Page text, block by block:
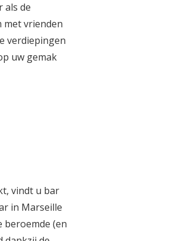
als de
met vrienden
verdiepingen
uw gemak
vindt u bar
in Marseille
beroemde (en